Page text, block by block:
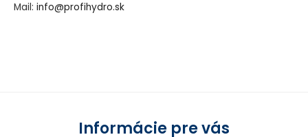
Mail: info@profihydro.sk
Informácie pre vás